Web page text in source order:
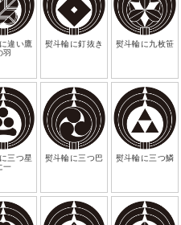
違い鷹
羽
熨斗輪に釘抜き 熨斗輪に九枚笹
三つ星
一
熨斗輪に三つ巴 熨斗輪に三つ鱗